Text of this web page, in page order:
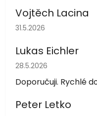
Vojtěch Lacina
Hodnocení obchodu
31.5.2026
Lukas Eichler
Hodnocení obchodu
28.5.2026
Doporučuji. Rychlé
Peter Letko